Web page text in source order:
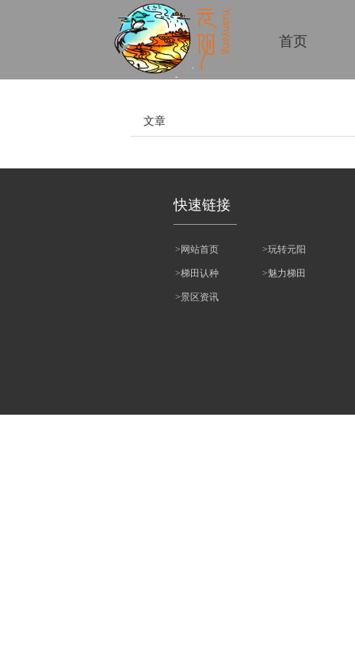
首页
文章
快速链接
>网站首页 >玩转元阳
>梯田认种 >魅力梯田
>景区资讯